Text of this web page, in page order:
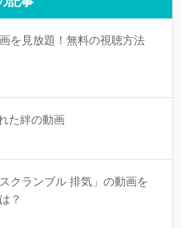
を見放題！無料の視聴方法
た絆の動画
クランブル 排気」の動画を
？